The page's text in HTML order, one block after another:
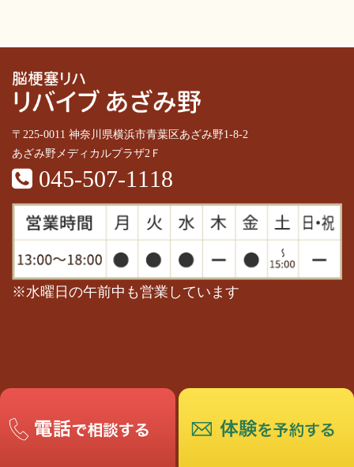
〒225-0011 神奈川県横浜市青葉区あざみ野1-8-2
あざみ野メディカルプラザ2Ｆ
045-507-1118
※水曜日の午前中も営業しています